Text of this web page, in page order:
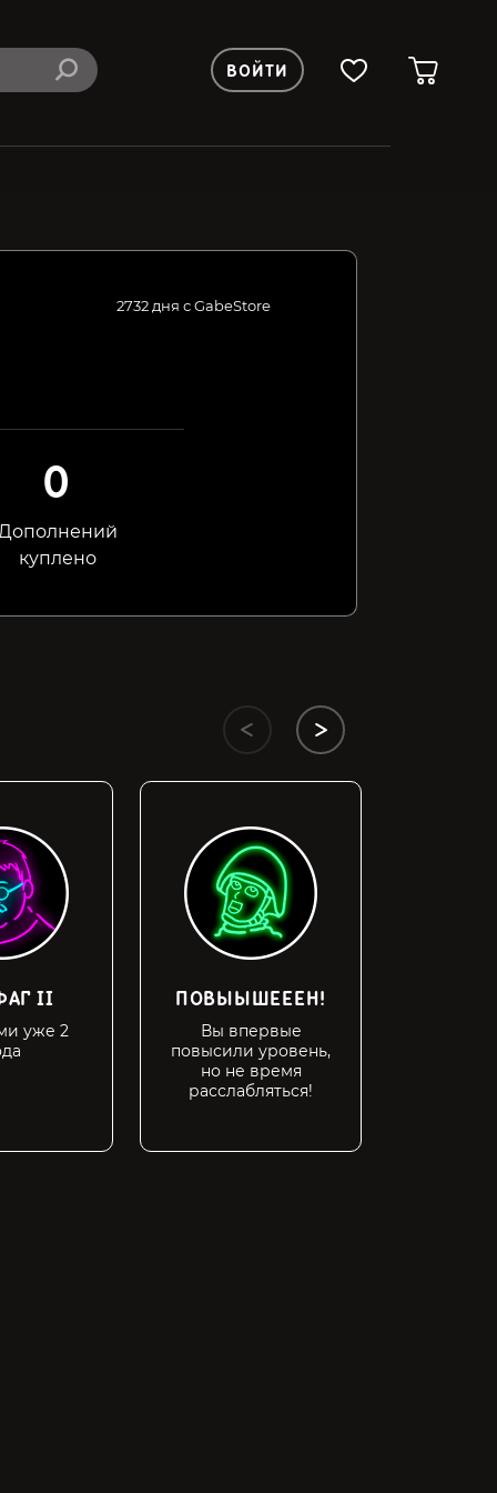
ВОЙТИ
2732 дня с GabeStore
0
куплено
II
уже 2
ПОВЫЫШЕЕЕН!
Вы впервые
повысили уровень,
но не время
расслабляться!